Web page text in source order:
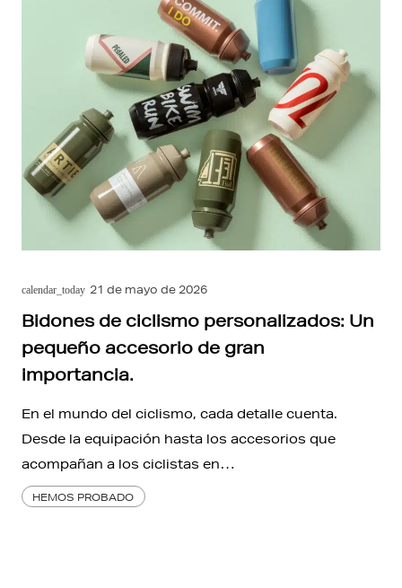
calendar_today 21 de mayo de 2026
Bidones de ciclismo personalizados: Un
pequeño accesorio de gran
importancia.
En el mundo del ciclismo, cada detalle cuenta.
Desde la equipación hasta los accesorios que
acompañan a los ciclistas en…
HEMOS PROBADO